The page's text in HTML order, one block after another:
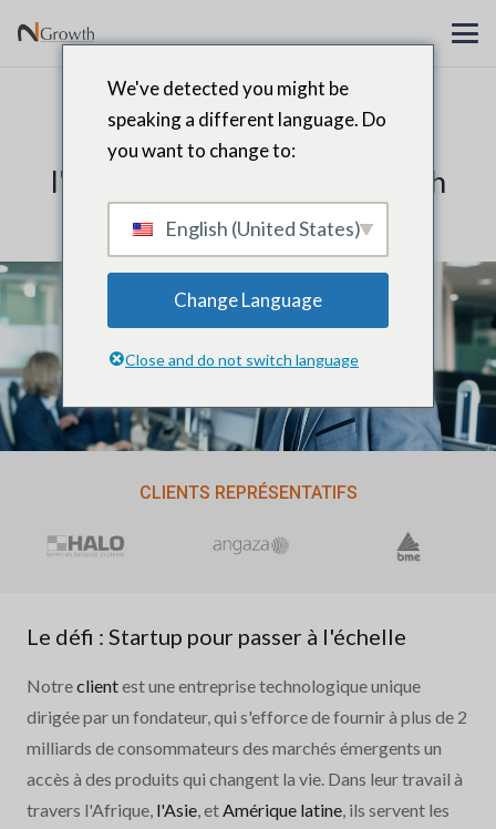
Les placements stratégiques
propulsent la croissance et
l'expansion du marché de Tech
Enterprise
CLIENTS REPRÉSENTATIFS
Le défi : Startup pour passer à l'échelle
Notreclientest une entreprise technologique unique
dirigée par un fondateur, qui s'efforce de fournir à plus de 2
milliards de consommateurs des marchés émergents un
accès à des produits qui changent la vie. Dans leur travail à
travers l'Afrique, l'Asie, etAmérique latine, ils servent les
We've detected you might be
speaking a different language. Do
you want to change to:
English (United States)
Change Language
Close and do not switch language